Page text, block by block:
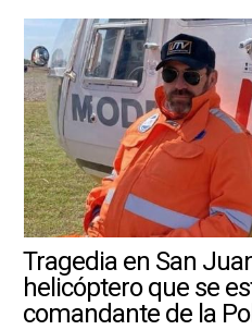
Tragedia en San
helicóptero que se
comandante de la